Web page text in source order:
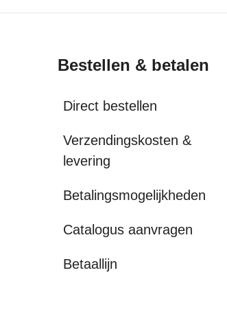
Bestellen & betalen
Direct bestellen
Verzendingskosten &
levering
Betalingsmogelijkheden
Catalogus aanvragen
Betaallijn